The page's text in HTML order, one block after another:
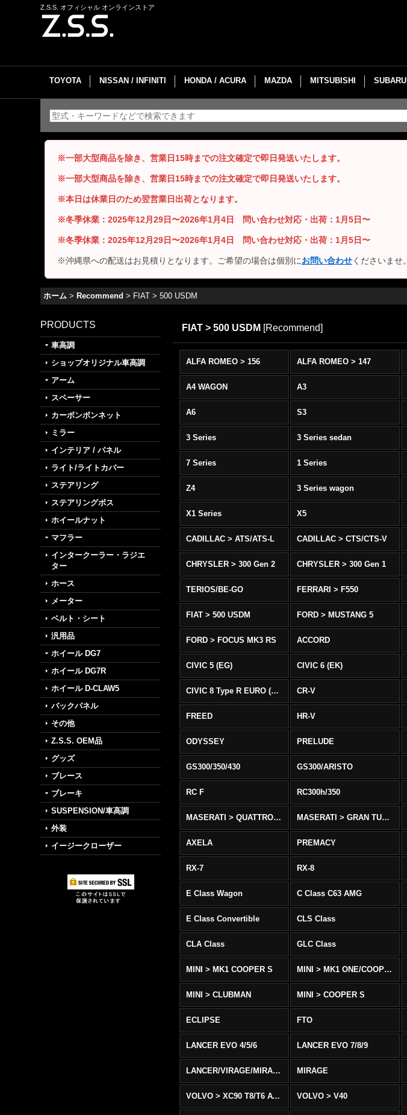
Z.S.S. オフィシャル オンラインストア
TOYOTA NISSAN / INFINITI HONDA / ACURA MAZDA MITSUBISHI SUBARU
※一部大型商品を除き、営業日15時までの注文確定で即日発送いたします。
※一部大型商品を除き、営業日15時までの注文確定で即日発送いたします。
※本日は休業日のため翌営業日出荷となります。
※冬季休業：2025年12月29日〜2026年1月4日 問い合わせ対応・出荷：1月5日〜
※冬季休業：2025年12月29日〜2026年1月4日 問い合わせ対応・出荷：1月5日〜
※沖縄県への配送はお見積りとなります。ご希望の場合は個別にお問い合わせくださいませ。
ホーム > Recommend > FIAT > 500 USDM
PRODUCTS
車高調
ショップオリジナル車高調
アーム
スペーサー
カーボンボンネット
ミラー
インテリア / パネル
ライト/ライトカバー
ステアリング
ステアリングボス
ホイールナット
マフラー
インタークーラー・ラジエ
ター
ホース
メーター
ベルト・シート
汎用品
ホイール DG7
ホイール DG7R
ホイール D-CLAW5
バックパネル
その他
Z.S.S. OEM品
グッズ
ブレース
ブレーキ
SUSPENSION/車高調
外装
イージークローザー
FIAT > 500 USDM [Recommend]
ALFA ROMEO > 156 ALFA ROMEO > 147
A4 WAGON A3
A6 S3
3 Series 3 Series sedan
7 Series 1 Series
Z4 3 Series wagon
X1 Series X5
CADILLAC > ATS/ATS-L CADILLAC > CTS/CTS-V
CHRYSLER > 300 Gen 2 CHRYSLER > 300 Gen 1
TERIOS/BE-GO FERRARI > F550
FIAT > 500 USDM FORD > MUSTANG 5
FORD > FOCUS MK3 RS ACCORD
CIVIC 5 (EG) CIVIC 6 (EK)
CIVIC 8 Type R EURO (FN) CR-V
FREED HR-V
ODYSSEY PRELUDE
GS300/350/430 GS300/ARISTO
RC F RC300h/350
MASERATI > QUATTROPORTE MASERATI > GRAN TURISMO
AXELA PREMACY
RX-7 RX-8
E Class Wagon C Class C63 AMG
E Class Convertible CLS Class
CLA Class GLC Class
MINI > MK1 COOPER S MINI > MK1 ONE/COOPER
MINI > CLUBMAN MINI > COOPER S
ECLIPSE FTO
LANCER EVO 4/5/6 LANCER EVO 7/8/9
LANCER/VIRAGE/MIRAGE MIRAGE
VOLVO > XC90 T8/T6 AWD VOLVO > V40